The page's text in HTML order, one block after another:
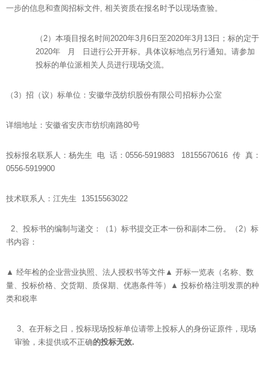
一步的信息和查阅招标文件, 相关资质在报名时予以现场查验。
（2）本项目报名时间2020年3月6日至2020年3月13日；标的定于
2020年 月 日进行公开开标。具体议标地点另行通知。请参加
投标的单位派相关人员进行现场交流。
（3）招（议）标单位：安徽华茂纺织股份有限公司招标办公室
详细地址：安徽省安庆市纺织南路80号
投标报名联系人：杨先生 电 话：0556-5919883 18155670616 传 真：
0556-5919900
技术联系人：江先生 13515563022
2、投标书的编制与递交：（1）标书提交正本一份和副本二份。（2）标
书内容：
▲ 经年检的企业营业执照、法人授权书等文件▲ 开标一览表（名称、数
量、投标价格、交货期、质保期、优惠条件等）▲ 投标价格注明发票的种
类和税率
3、在开标之日，投标现场投标单位请带上投标人的身份证原件，现场
审验，未提供或不正确的投标无效.